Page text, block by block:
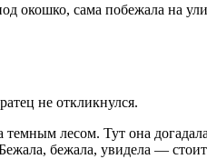
сама побежала на
не откликнулся.
лесом. Тут она
бежала, увидела —